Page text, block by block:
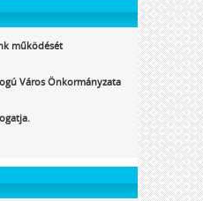
működését
Város Önkormányzata